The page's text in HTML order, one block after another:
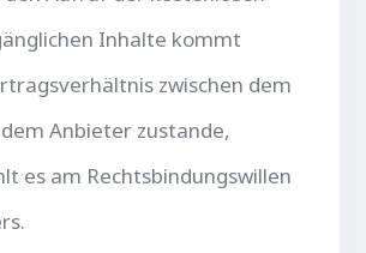
Inhalte kommt
zwischen dem
Anbieter zustande,
es am Rechtsbindungswillen